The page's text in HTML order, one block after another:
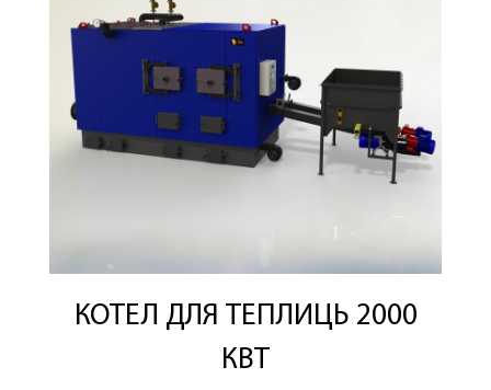
КОТЕЛ ДЛЯ ТЕПЛИЦЬ 2000
КВТ